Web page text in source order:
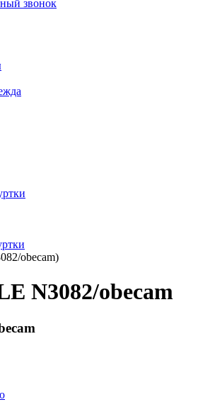
звонок
obecam)
N3082/obecam